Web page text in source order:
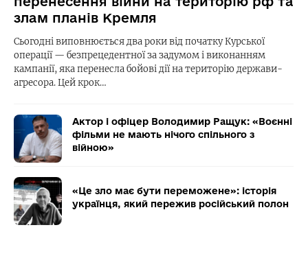
злам планів Кремля
Сьогодні виповнюється два роки від початку Курської
операції — безпрецедентної за задумом і виконанням
кампанії, яка перенесла бойові дії на територію держави-
агресора. Цей крок…
Актор і офіцер Володимир Ращук: «Воєнні
фільми не мають нічого спільного з
війною»
«Це зло має бути переможене»: історія
українця, який пережив російський полон